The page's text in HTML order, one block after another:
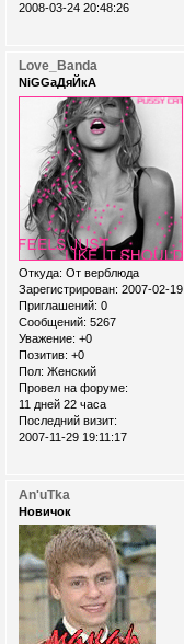
2008-03-24 20:48:26
Love_Banda
NiGGaДяЙкА
Откуда: От верблюда
Зарегистрирован: 2007-02-19
Приглашений: 0
Сообщений: 5267
Уважение: +0
Позитив: +0
Пол: Женский
Провел на форуме:
11 дней 22 часа
Последний визит:
2007-11-29 19:11:17
An'uTka
Новичок